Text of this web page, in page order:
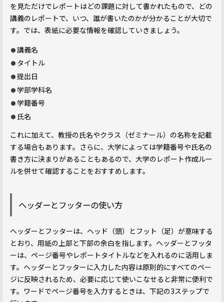
を見ただけでレポートはどの課題に対して書かれたもので、どの
講義のレポートで、いつ、誰が書いたのかが分かることが大切で
す。では、表紙に必要な情報を確認していきましょう。
講義名
タイトル
提出日
学部学科名
学籍番号
氏名
これに加えて、教授の氏名やクラス（ゼミナール）の名称を記載
する場合もあります。さらに、大学によっては学籍番号や氏名の
書き方に決まりがあることもあるので、大学のレポート作成ルー
ルを併せて確認することをおすすめします。
ヘッダーとフッターの使い方
ヘッダーとフッターは、ヘッド（頭）とフット（足）が意味する
とおり、用紙の上部と下部の余白を指します。ヘッダーとフッタ
ーは、ページ番号やレポートタイトルなどを入れるのに活用しま
す。ヘッダーとフッターに入力した内容は原則的にすべてのペー
ジに反映されるため、必要に応じて使いこなせると非常に便利で
す。ワードでページ番号を入力するときは、下記の3ステップで